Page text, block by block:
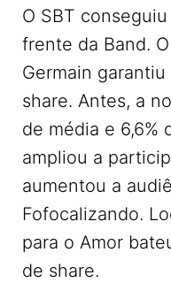
O SBT
frente da Band.
Germain
share. Antes, a
de média e 6,6%
ampliou a
aumentou a
Fofocalizando.
para o Amor
de share.